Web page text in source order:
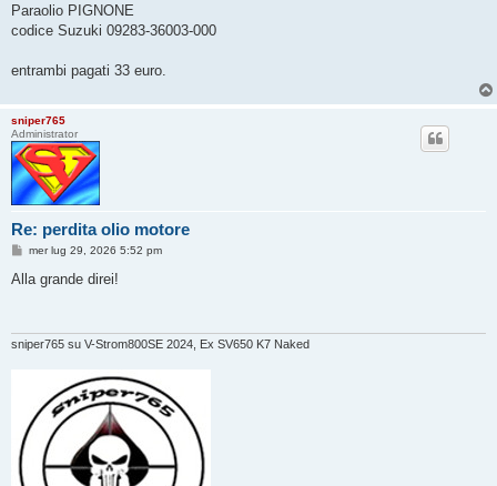
Paraolio PIGNONE
codice Suzuki 09283-36003-000
entrambi pagati 33 euro.
sniper765
Administrator
Re: perdita olio motore
M
s
i
mer lug 29, 2026 5:52 pm
Alla grande direi!
sniper765 su V-Strom800SE 2024, Ex SV650 K7 Naked